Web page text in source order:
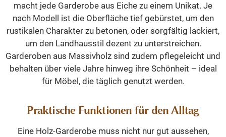
macht jede Garderobe aus Eiche zu einem Unikat. Je
nach Modell ist die Oberfläche tief gebürstet, um den
rustikalen Charakter zu betonen, oder sorgfältig lackiert,
um den Landhausstil dezent zu unterstreichen.
Garderoben aus Massivholz sind zudem pflegeleicht und
behalten über viele Jahre hinweg ihre Schönheit – ideal
für Möbel, die täglich genutzt werden.
Praktische Funktionen für den Alltag
Eine Holz-Garderobe muss nicht nur gut aussehen,